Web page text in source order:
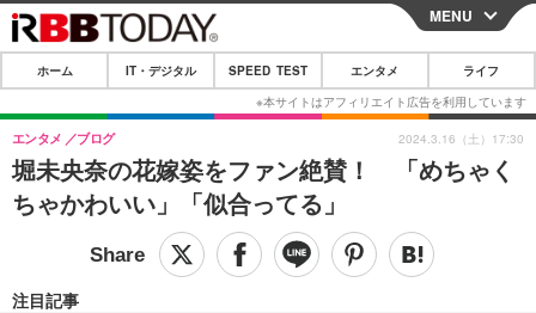
CLOSE
ホーム
IT・デジタル
IT・デジタルTOP スマートフォン
ショッピング その他
SPEED TEST
エンタメTOP 映画・ドラマ
MENU
ホーム IT・デジタル SPEED TEST エンタメ ライフ
堀未央奈の花嫁姿をファン絶賛！ 「めちゃく
ちゃかわいい」「似合ってる」
エンタメ ブログ
注目記事
2024.3.16（土）17:30